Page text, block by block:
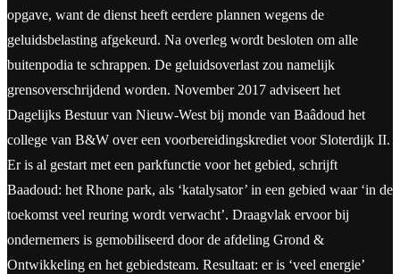
opgave, want de dienst heeft eerdere plannen wegens de
geluidsbelasting afgekeurd. Na overleg wordt besloten om alle
buitenpodia te schrappen. De geluidsoverlast zou namelijk
grensoverschrijdend worden. November 2017 adviseert het
Dagelijks Bestuur van Nieuw-West bij monde van Baâdoud het
college van B&W over een voorbereidingskrediet voor Sloterdijk II.
Er is al gestart met een parkfunctie voor het gebied, schrijft
Baadoud: het Rhone park, als ‘katalysator’ in een gebied waar ‘in de
toekomst veel reuring wordt verwacht’. Draagvlak ervoor bij
ondernemers is gemobiliseerd door de afdeling Grond &
Ontwikkeling en het gebiedsteam. Resultaat: er is ‘veel energie’